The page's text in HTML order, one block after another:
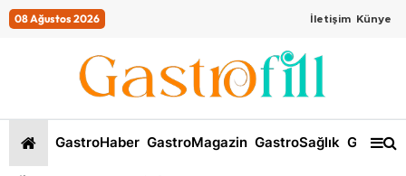
08 Ağustos 2026 İletişim Künye
GastroHaber GastroMagazin GastroSağlık